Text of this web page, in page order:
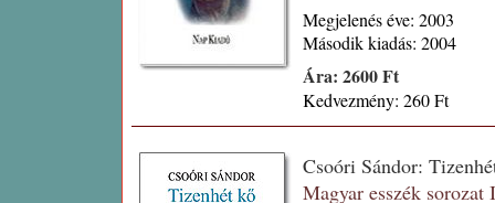
Megjelenés éve: 2003
Második kiadás: 2004
Ára: 2600 Ft
Kedvezmény: 260 Ft
Csoóri Sándor:
Magyar esszék sorozat